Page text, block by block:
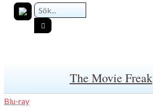
The Movie Freak
Blu-ray